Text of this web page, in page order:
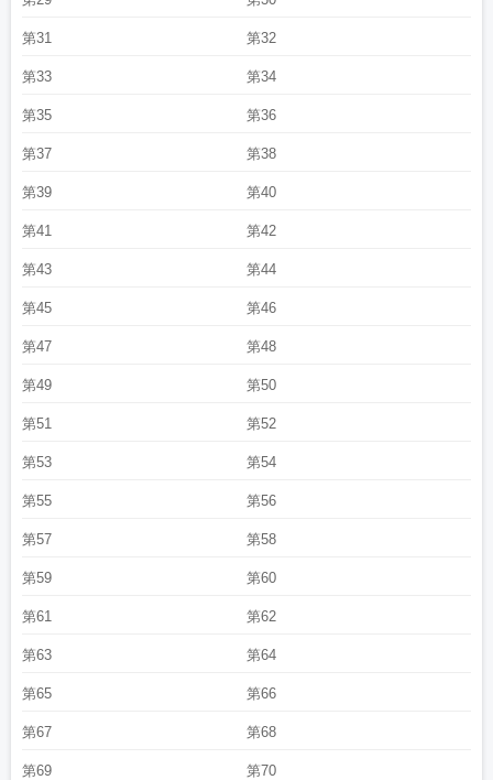
第31 第32
第33 第34
第35 第36
第37 第38
第39 第40
第41 第42
第43 第44
第45 第46
第47 第48
第49 第50
第51 第52
第53 第54
第55 第56
第57 第58
第59 第60
第61 第62
第63 第64
第65 第66
第67 第68
第69 第70